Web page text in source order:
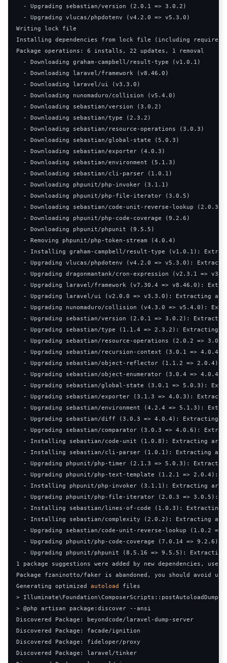
-
Upgrading sebastian/version ( 2.0 . 1 => 3.0 . 2 )
-
Upgrading vlucas/phpdotenv (v4 . 2.0 => v5 . 3.0 )
Writing
Installing dependencies from lock file ( including require
Package operations : 6 installs , 22 updates , 1
removal
-
Downloading graham - campbell / result -type (v1 . 0.1 )
-
Downloading laravel /framework (v8 . 46.0 )
-
Downloading laravel /ui (v3 . 3.0 )
-
Downloading nunomaduro/collision (v5 . 4.0 )
-
Downloading sebastian/version (3.0 . 2 )
-
Downloading sebastian/type ( 2.3 . 2 )
-
Downloading sebastian/ resource -operations (3.0 . 3 )
-
Downloading sebastian/global - state ( 5.0 . 3 )
-
Downloading sebastian/exporter (4.0 . 3 )
-
Downloading sebastian/environment ( 5.1 . 3 )
-
Downloading sebastian/cli - parser ( 1.0 . 1 )
-
Downloading phpunit/php - invoker (3.1 . 1 )
-
Downloading phpunit/php - file - iterator (3.0 . 5 )
-
Downloading sebastian/code - unit - reverse -lookup ( 2.0 . 3
-
Downloading phpunit/php - code - coverage (9.2 . 6 )
-
Downloading phpunit/phpunit (9.5 . 5 )
-
Removing phpunit/php -token - stream (4.0 . 4 )
-
Installing graham - campbell / result -type (v1 . 0.1 ):
-
Upgrading vlucas/phpdotenv (v4 . 2.0 => v5 . 3.0 ):
-
Upgrading dragonmantank/cron -expression (v2 . 3.1 => v3
-
Upgrading laravel /framework (v7 . 30.4 => v8 . 46.0 ):
-
Upgrading laravel /ui (v2 . 0.0 => v3 . 3.0 ): Extracting
-
Upgrading nunomaduro/collision (v4 . 3.0 => v5 . 4.0 ):
-
Upgrading sebastian/version ( 2.0 . 1 => 3.0 . 2 ):
-
Upgrading sebastian/type ( 1.1 . 4 => 2.3 . 2 ): Extracting
-
Upgrading sebastian/ resource -operations ( 2.0 . 2 => 3.0
-
Upgrading sebastian/ recursion - context (3.0 . 1 => 4.0 . 4
-
Upgrading sebastian/object - reflector ( 1.1 . 2 => 2.0 . 4 ):
-
Upgrading sebastian/object -enumerator (3.0 . 4 => 4.0 . 4
-
Upgrading sebastian/global - state (3.0 . 1 => 5.0 . 3 ):
-
Upgrading sebastian/exporter (3.1 . 3 => 4.0 . 3 ):
-
Upgrading sebastian/environment (4.2 . 4 => 5.1 . 3 ):
-
Upgrading sebastian/diff (3.0 . 3 => 4.0 . 4 ): Extracting
-
Upgrading sebastian/comparator (3.0 . 3 => 4.0 . 6 ):
-
Installing sebastian/code - unit ( 1.0 . 8 ): Extracting
-
Installing sebastian/cli - parser ( 1.0 . 1 ): Extracting
-
Upgrading phpunit/php -timer ( 2.1 . 3 => 5.0 . 3 ):
-
Upgrading phpunit/php -text -template ( 1.2 . 1 => 2.0 . 4 ):
-
Installing phpunit/php - invoker (3.1 . 1 ): Extracting
-
Upgrading phpunit/php - file - iterator ( 2.0 . 3 => 3.0 . 5 ):
-
Installing sebastian/lines -of - code ( 1.0 . 3 ): Extracting
-
Installing sebastian/complexity ( 2.0 . 2 ): Extracting
-
Upgrading sebastian/code - unit - reverse -lookup ( 1.0 . 2 =>
-
Upgrading phpunit/php - code - coverage (7.0 . 14 => 9.2 . 6 ):
-
Upgrading phpunit/phpunit (8.5 . 16 => 9.5 . 5 ):
Extracting
1
package suggestions were added by new dependencies , use
Package fzaninotto/faker is abandoned ,
you should avoid
Generating optimized autoload
> Illuminate\Foundation\ComposerScripts ::
> @php artisan package : discover --
Discovered
Package : beyondcode/laravel -dump -
Discovered
Package : facade/
Discovered
Package : fideloper/
Discovered
Package : laravel /